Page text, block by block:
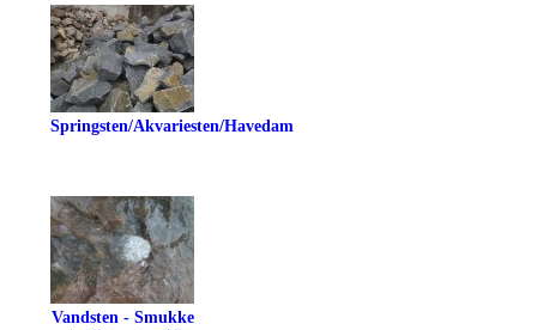
Springsten/Akvariesten/Havedam
Vandsten - Smukke